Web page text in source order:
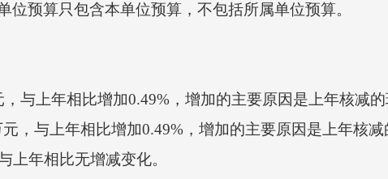
预算只包含本单位预算，不包括所属单位预算。
上年相比增加0.49%，增加的主要原因是上年核减的
与上年相比增加0.49%，增加的主要原因是上年核减
年相比无增减变化。